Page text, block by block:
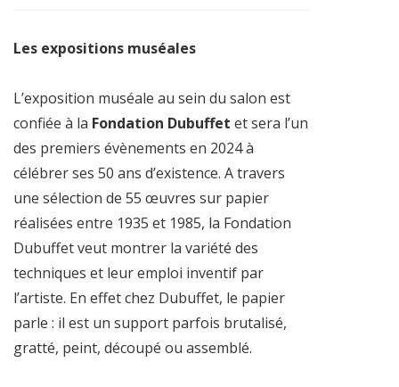
Les expositions muséales
L’exposition muséale au sein du salon est
confiée à la Fondation Dubuffet et sera l’un
des premiers évènements en 2024 à
célébrer ses 50 ans d’existence. A travers
une sélection de 55 œuvres sur papier
réalisées entre 1935 et 1985, la Fondation
Dubuffet veut montrer la variété des
techniques et leur emploi inventif par
l’artiste. En effet chez Dubuffet, le papier
parle : il est un support parfois brutalisé,
gratté, peint, découpé ou assemblé.